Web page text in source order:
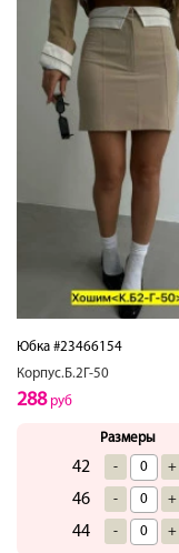
Юбка #23466154
Корпус.Б.2Г-50
288руб
Размеры
42 - +
46 - +
44 - +